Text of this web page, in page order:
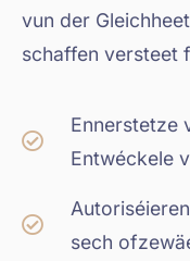
vun der
schaffen versteet
Ennerstetze
Entwéckele
sech